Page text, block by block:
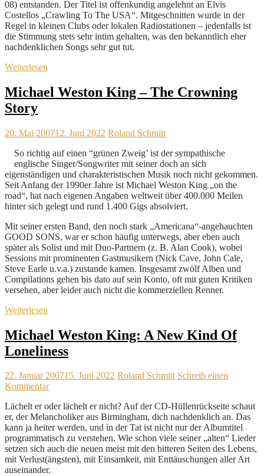
08) entstanden. Der Titel ist offenkundig angelehnt an Elvis
Costellos „Crawling To The USA“. Mitgeschnitten wurde in der
Regel in kleinen Clubs oder lokalen Radiostationen – jedenfalls ist
die Stimmung stets sehr intim gehalten, was den bekanntlich eher
nachdenklichen Songs sehr gut tut.
Weiterlesen
Michael Weston King – The Crowning
Story
20. Mai 200712. Juni 2022 Roland Schmitt
So richtig auf einen “grünen Zweig’ ist der sympathische
englische Singer/Songwriter mit seiner doch an sich
eigenständigen und charakteristischen Musik noch nicht gekommen.
Seit Anfang der 1990er Jahre ist Michael Weston King „on the
road“, hat nach eigenen Angaben weltweit über 400.000 Meilen
hinter sich gelegt und rund 1.400 Gigs absolviert.
Mit seiner ersten Band, den noch stark „Americana“-angehauchten
GOOD SONS, war er schon häufig unterwegs, aber eben auch
später als Solist und mit Duo-Partnern (z. B. Alan Cook), wobei
Sessions mit prominenten Gastmusikern (Nick Cave, John Cale,
Steve Earle u.v.a.) zustande kamen. Insgesamt zwölf Alben und
Compilations gehen bis dato auf sein Konto, oft mit guten Kritiken
versehen, aber leider auch nicht die kommerziellen Renner.
Weiterlesen
Michael Weston King: A New Kind Of
Loneliness
22. Januar 200715. Juni 2022 Roland Schmitt Schreib einen
Kommentar
Lächelt er oder lächelt er nicht? Auf der CD-Hüllenrückseite schaut
er, der Melancholiker aus Birmingham, dich nachdenklich an. Das
kann ja heiter werden, und in der Tat ist nicht nur der Albumtitel
programmatisch zu verstehen. Wie schon viele seiner „alten“ Lieder
setzen sich auch die neuen meist mit den bitteren Seiten des Lebens,
mit Verlust(ängsten), mit Einsamkeit, mit Enttäuschungen aller Art
auseinander.